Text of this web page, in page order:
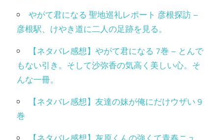
やがて君になる 聖地巡礼レポート 彦根探訪 –
彦根駅、けやき道に二人の足跡を見る。
【ネタバレ感想】やがて君になる 7巻 – とんで
もない引き。そして沙弥香の気高く美しい心。そ
んな一冊。
【ネタバレ感想】友達の妹が俺にだけウザい 9
巻